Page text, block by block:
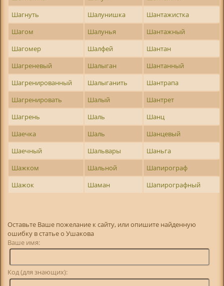
Шагнуть
Шалунишка
Шантажистка
Шагом
Шалунья
Шантажный
Шагомер
Шалфей
Шантан
Шагреневый
Шалыган
Шантанный
Шагренированный
Шалыганить
Шантрапа
Шагренировать
Шалый
Шантрет
Шагрень
Шаль
Шанц
Шаечка
Шаль
Шанцевый
Шаечный
Шальвары
Шаньга
Шажком
Шальной
Шапирограф
Шажок
Шаман Шапирографный
Оставьте Ваше пожелание к сайту, или опишите найденную
ошибку в статье о Ушакова
Ваше имя:
Код (для знающих):